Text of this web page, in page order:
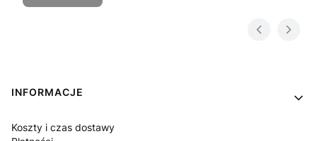
Linki w stopce
INFORMACJE
Koszty i czas dostawy